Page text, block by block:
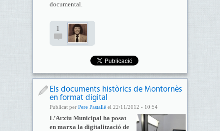
documental.
1
Els documents històrics de Montornès
en format digital
Publicat per Pere Pastalléel 22/11/2012 - 10:54
L’Arxiu Municipal ha posat
en marxa la digitalització de